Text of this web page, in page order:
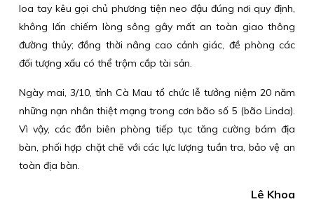
loa tay kêu gọi chủ phương tiện neo đậu đúng nơi quy định,
không lấn chiếm lòng sông gây mất an toàn giao thông
đường thủy; đồng thời nâng cao cảnh giác, đề phòng các
đối tượng xấu có thể trộm cắp tài sản.
Ngày mai, 3/10, tỉnh Cà Mau tổ chức lễ tưởng niệm 20 năm
những nạn nhân thiệt mạng trong cơn bão số 5 (bão Linda).
Vì vậy, các đồn biên phòng tiếp tục tăng cường bám địa
bàn, phối hợp chặt chẽ với các lực lượng tuần tra, bảo vệ an
toàn địa bàn.
Lê Khoa